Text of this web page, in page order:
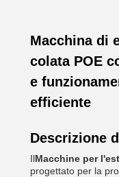
Macchina di
colata POE
e
efficiente
Descrizione
IlMacchine per
progettato per la